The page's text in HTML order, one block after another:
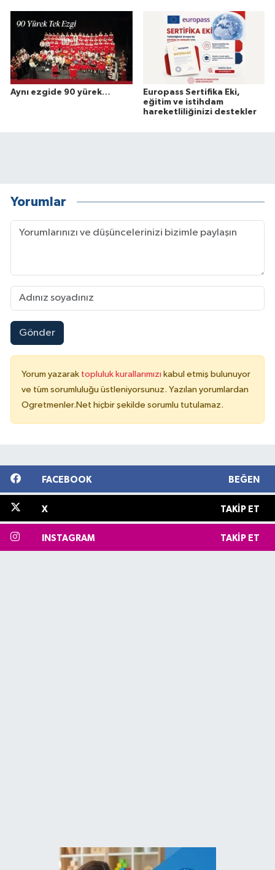
Aynı ezgide 90 yürek…
Europass Sertifika Eki,
eğitim ve istihdam
hareketliliğinizi destekler
Yorumlar
Gönder
Yorum yazarak topluluk kurallarımızı kabul etmiş bulunuyor
ve tüm sorumluluğu üstleniyorsunuz. Yazılan yorumlardan
Ogretmenler.Net hiçbir şekilde sorumlu tutulamaz.
FACEBOOK BEĞEN
X TAKIP ET
INSTAGRAM TAKIP ET